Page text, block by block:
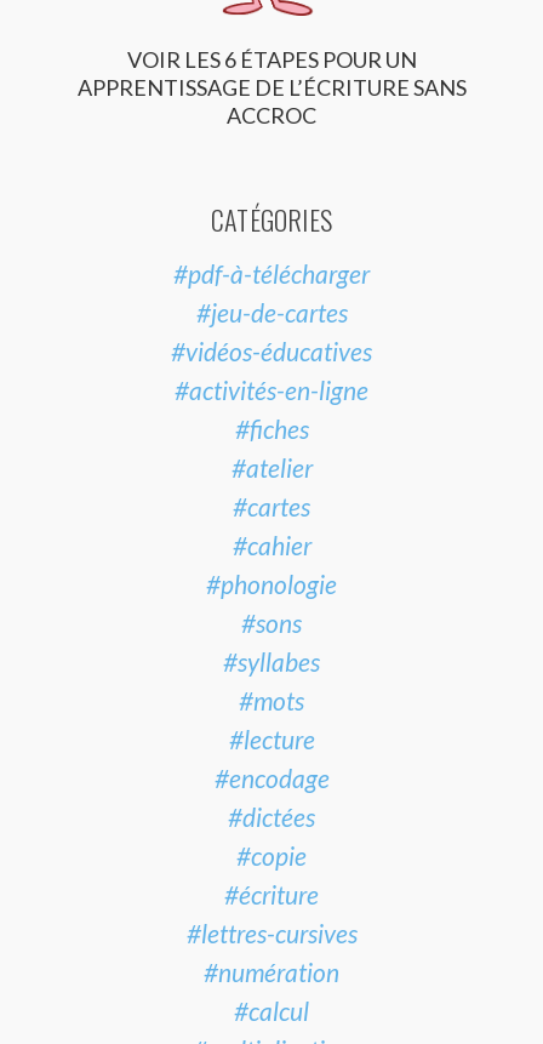
VOIR LES 6 ÉTAPES POUR UN
APPRENTISSAGE DE L’ÉCRITURE SANS
ACCROC
CATÉGORIES
#pdf-à-télécharger
#jeu-de-cartes
#vidéos-éducatives
#activités-en-ligne
#fiches
#atelier
#cartes
#cahier
#phonologie
#sons
#syllabes
#mots
#lecture
#encodage
#dictées
#copie
#écriture
#lettres-cursives
#numération
#calcul